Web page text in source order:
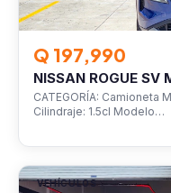
Q 197,990
NISSAN ROGUE SV
CATEGORÍA: Camioneta
Cilindraje: 1.5cl Modelo…
VEHÍCULOS